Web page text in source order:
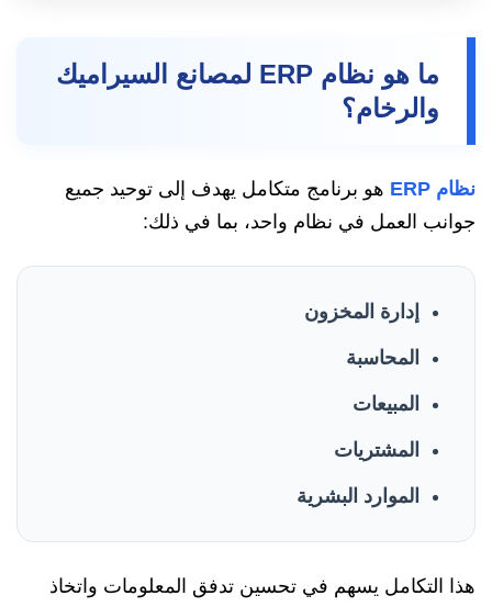
ما هو نظام ERP لمصانع السيراميك
والرخام؟
نظام ERP
هو برنامج متكامل يهدف إلى توحيد جميع
جوانب العمل في نظام واحد، بما في ذلك:
إدارة المخزون
المحاسبة
المبيعات
المشتريات
الموارد البشرية
هذا التكامل يسهم في تحسين تدفق المعلومات واتخاذ